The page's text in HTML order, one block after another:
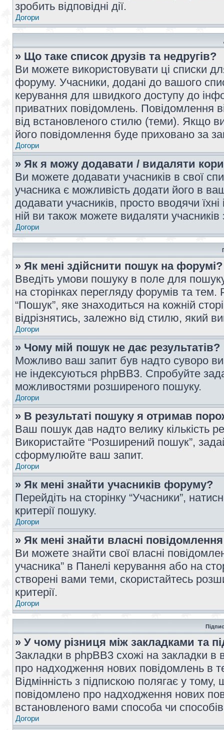
зробить відповідні дії.
Догори
» Що таке список друзів та недругів?
Ви можете використовувати ці списки
форуму. Учасники, додані до вашого
керування для швидкого доступу до
приватних повідомлень. Повідомлення
від встановленого стилю (теми). Якщо
його повідомлення буде приховано за
Догори
» Як я можу додавати / видаляти
Ви можете додавати учасників в свої
учасника є можливість додати його в
додавати учасників, просто вводячи
ній ви також можете видаляти учасників
Догори
» Як мені здійснити пошук на форумі?
Введіть умови пошуку в поле для
на сторінках перегляду форумів та
“Пошук”, яке знаходиться на кожній
відрізнятись, залежно від стилю, який
Догори
» Чому мій пошук не дає результатів?
Можливо ваш запит був надто суворо
не індексуються phpBB3. Спробуйте
можливостями розширеного пошуку.
Догори
» В результаті пошуку я отримав
Ваш пошук дав надто велику кількість
Використайте “Розширений пошук”,
сформулюйте ваш запит.
Догори
» Як мені знайти учасників форуму?
Перейдіть на сторінку “Учасники”,
критерії пошуку.
Догори
» Як мені знайти власні
Ви можете знайти свої власні
учасника” в Панелі керування або на
створені вами теми, скористайтесь
критерії.
Догори
» У чому різниця між закладками та
Закладки в phpBB3 схожі на закладки
про надходження нових повідомлень в
Відмінність з підпискою полягає у
повідомлено про надходження нових
встановленого вами способа чи
Догори